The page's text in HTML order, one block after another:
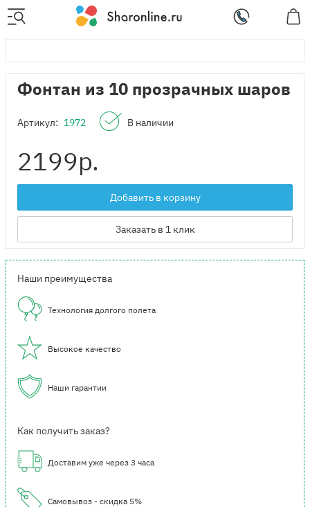
Фонтан из 10 прозрачных шаров
Артикул: 1972 В наличии
2199р.
Добавить в корзину
Заказать в 1 клик
Наши преимущества
Технология долгого полета
Высокое качество
Наши гарантии
Как получить заказ?
Доставим уже через 3 часа
Самовывоз - скидка 5%